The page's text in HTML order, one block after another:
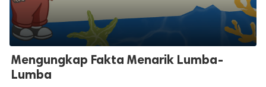
Mengungkap Fakta Menarik Lumba-
Lumba